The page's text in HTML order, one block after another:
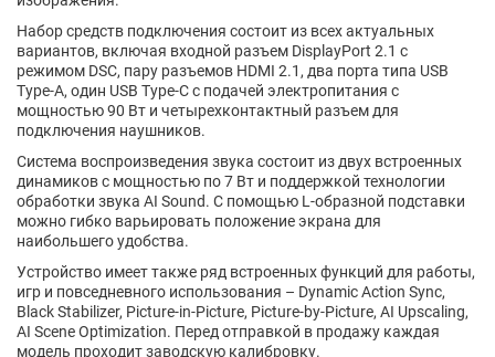
Набор средств подключения состоит из всех актуальных
вариантов, включая входной разъем DisplayPort 2.1 с
режимом DSC, пару разъемов HDMI 2.1, два порта типа USB
Type-A, один USB Type-C с подачей электропитания с
мощностью 90 Вт и четырехконтактный разъем для
подключения наушников.
Система воспроизведения звука состоит из двух встроенных
динамиков с мощностью по 7 Вт и поддержкой технологии
обработки звука AI Sound. С помощью L-образной подставки
можно гибко варьировать положение экрана для
наибольшего удобства.
Устройство имеет также ряд встроенных функций для работы,
игр и повседневного использования – Dynamic Action Sync,
Black Stabilizer, Picture-in-Picture, Picture-by-Picture, AI Upscaling,
AI Scene Optimization. Перед отправкой в продажу каждая
модель проходит заводскую калибровку.